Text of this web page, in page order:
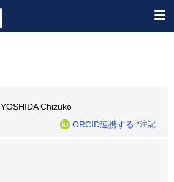
YOSHIDA Chizuko
ORCID連携する *注記